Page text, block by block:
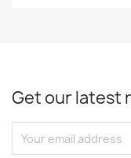
Get our latest